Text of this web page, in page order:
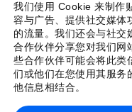
我们使用 Cookie 来制作
容与广告、提供社交媒体
的流量。我们还会与社交
合作伙伴分享您对我们网
些合作伙伴可能会将此类
们或他们在您使用其服务
他信息相结合。
日本語